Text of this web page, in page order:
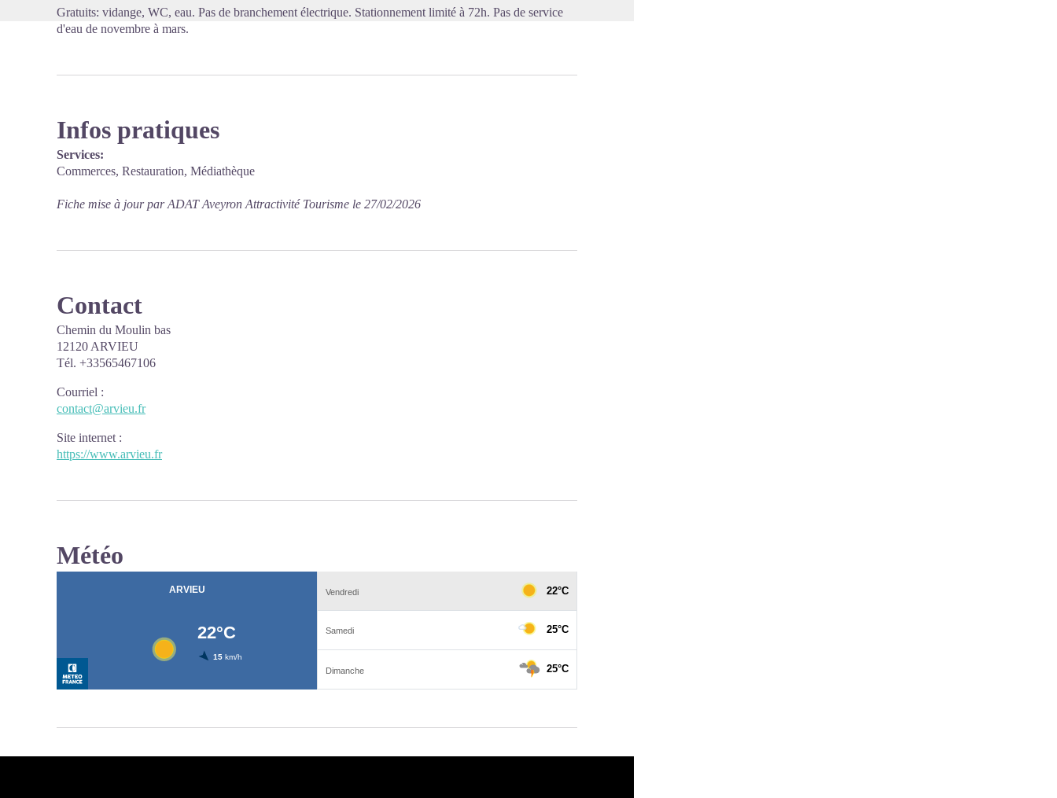
Gratuits: vidange, WC, eau. Pas de branchement électrique. Stationnement limité à 72h. Pas de service
d'eau de novembre à mars.
Infos pratiques
Services:
Commerces, Restauration, Médiathèque
Fiche mise à jour par ADAT Aveyron Attractivité Tourisme le 27/02/2026
Contact
Chemin du Moulin bas
12120 ARVIEU
Tél. +33565467106
Courriel :
contact@arvieu.fr
Site internet :
https://www.arvieu.fr
Météo